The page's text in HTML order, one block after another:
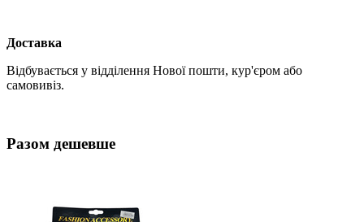
Доставка
Відбувається у відділення Нової пошти, кур'єром або
самовивіз.
Разом дешевше